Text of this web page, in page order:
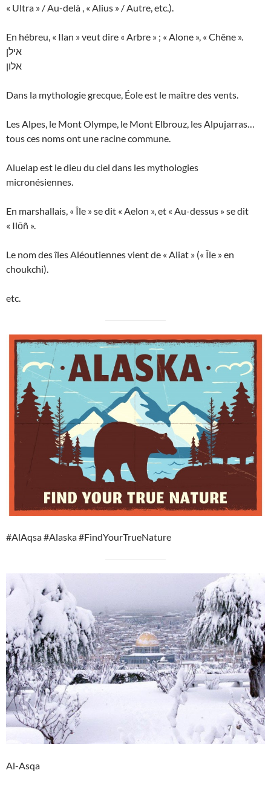
« Ultra » / Au-delà , « Alius » / Autre, etc.).
En hébreu, « Ilan » veut dire « Arbre » ; « Alone », « Chêne ».
אילן
אלון
Dans la mythologie grecque, Éole est le maître des vents.
Les Alpes, le Mont Olympe, le Mont Elbrouz, les Alpujarras…
tous ces noms ont une racine commune.
Aluelap est le dieu du ciel dans les mythologies
micronésiennes.
En marshallais, « Île » se dit « Aelon », et « Au-dessus » se dit
« Ilōñ ».
Le nom des îles Aléoutiennes vient de « Aliat » (« Île » en
choukchi).
etc.
#AlAqsa #Alaska #FindYourTrueNature
Al-Asqa